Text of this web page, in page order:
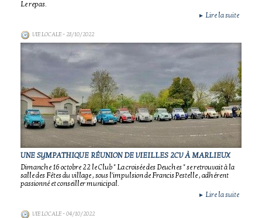
Le repas.
► Lire la suite
VIE LOCALE- 28/10/2022
UNE SYMPATHIQUE RÉUNION DE VIEILLES 2CV À MARLIEUX
Dimanche 16 octobre 22 le Club " La croisée des Deuches " se retrouvait à la
salle des Fêtes du village , sous l'impulsion de Francis Pestelle , adhérent
passionné et conseiller municipal.
► Lire la suite
VIE LOCALE- 04/10/2022